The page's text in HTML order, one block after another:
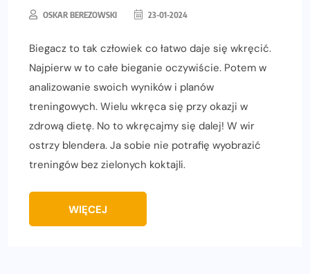
OSKAR BEREZOWSKI 23-01-2024
Biegacz to tak człowiek co łatwo daje się wkręcić.
Najpierw w to całe bieganie oczywiście. Potem w
analizowanie swoich wyników i planów
treningowych. Wielu wkręca się przy okazji w
zdrową dietę. No to wkręcajmy się dalej! W wir
ostrzy blendera. Ja sobie nie potrafię wyobrazić
treningów bez zielonych koktajli.
WIĘCEJ